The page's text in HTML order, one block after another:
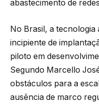
abastecimento de
No Brasil, a tecnologia
incipiente de
piloto em
Segundo Marcello
obstáculos para a
ausência de marco